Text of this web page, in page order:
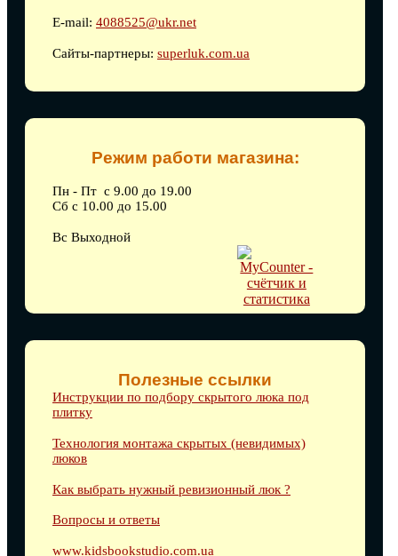
E-mail: 4088525@ukr.net
Сайты-партнеры: superluk.com.ua
Режим работи магазина:
Пн - Пт с 9.00 до 19.00
Сб с 10.00 до 15.00
Вс Выходной
Полезные ссылки
Инструкции по подбору скрытого люка под
плитку
Технология монтажа скрытых (невидимых)
люков
Как выбрать нужный ревизионный люк ?
Вопросы и ответы
www.kidsbookstudio.com.ua